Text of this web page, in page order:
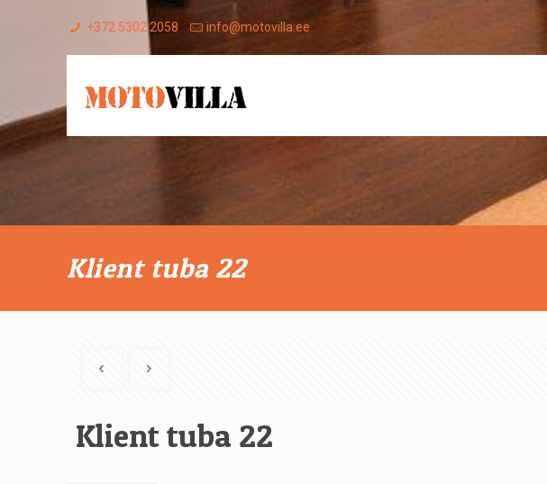
+372 5302 2058 info@motovilla.ee
Klient tuba 22
Klient tuba 22